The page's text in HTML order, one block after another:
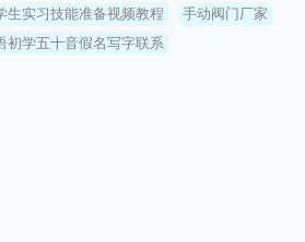
生实习技能准备视频教程
手动阀门厂家
初学五十音假名写字联系